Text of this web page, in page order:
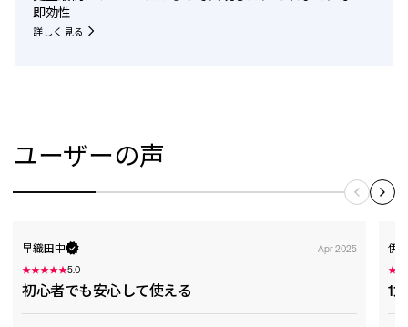
即効性
詳しく見る
ユーザーの声
早織田中
Apr 2025
★★★★★5.0
初心者でも安心して使える
伊
★
1